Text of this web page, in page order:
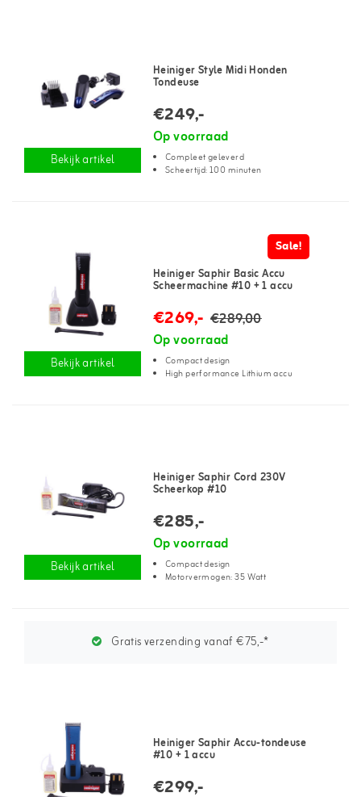
Bekijk artikel
Heiniger Style Midi Honden
Tondeuse
€249,-
Op voorraad
Compleet geleverd
Scheertijd: 100 minuten
Bekijk artikel
Sale!
Heiniger Saphir Basic Accu
Scheermachine #10 + 1 accu
€269,- €289,00
Op voorraad
Compact design
High performance Lithium accu
Bekijk artikel
Heiniger Saphir Cord 230V
Scheerkop #10
€285,-
Op voorraad
Compact design
Motorvermogen: 35 Watt
Gratis verzending vanaf €75,-*
Heiniger Saphir Accu-tondeuse
#10 + 1 accu
€299,-